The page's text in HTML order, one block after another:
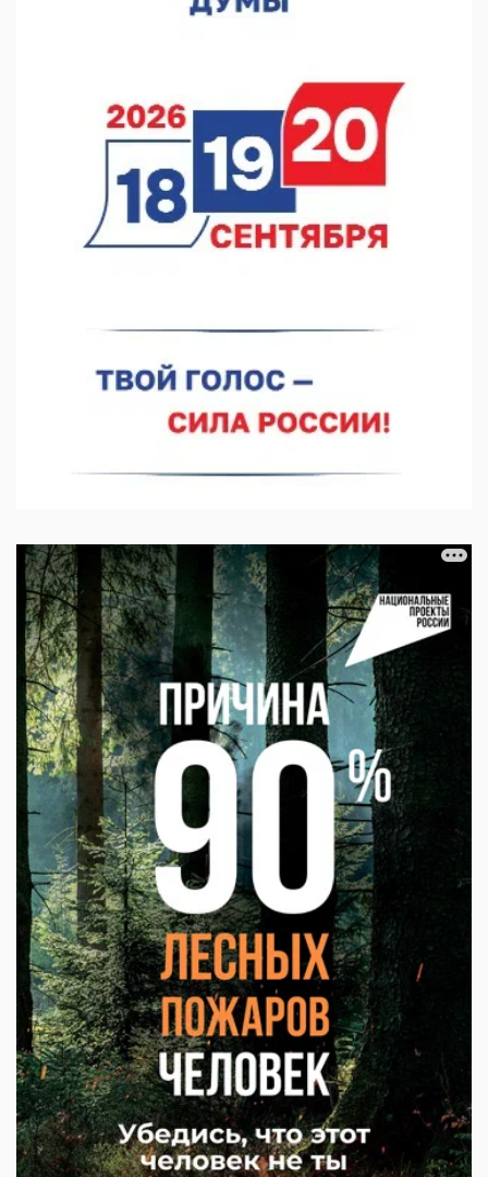
06.08.2026 15:25
Они закрыли наш гештальт
06.08.2026 15:05
Нижегородские хирурги выполнили трансоральную
операцию на щитовидной железе